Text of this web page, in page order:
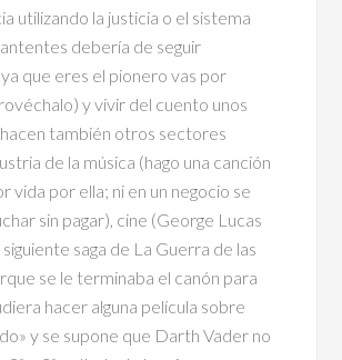
utilizando la justicia o el sistema
debería de seguir
que eres el pionero vas por
y vivir del cuento unos
también otros sectores
de la música (hago una canción
vida por ella; ni en un negocio se
sin pagar), cine (George Lucas
saga de La Guerra de las
se le terminaba el canón para
hacer alguna película sobre
y se supone que Darth Vader no